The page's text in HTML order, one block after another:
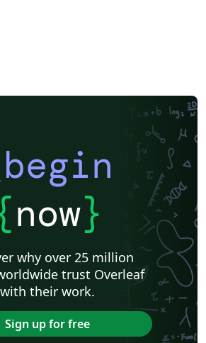
now}
why over 25 million
trust Overleaf
with their work.
Sign up for free